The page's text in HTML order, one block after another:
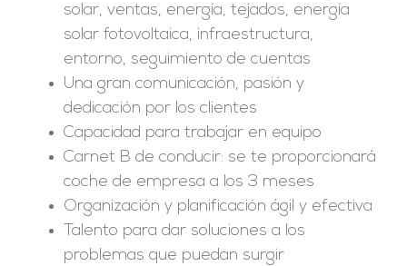
solar, ventas, energía, tejados, energía
solar fotovoltaica, infraestructura,
entorno, seguimiento de cuentas
Una gran comunicación, pasión y
dedicación por los clientes
Capacidad para trabajar en equipo
Carnet B de conducir: se te proporcionará
coche de empresa a los 3 meses
Organización y planificación ágil y efectiva
Talento para dar soluciones a los
problemas que puedan surgir